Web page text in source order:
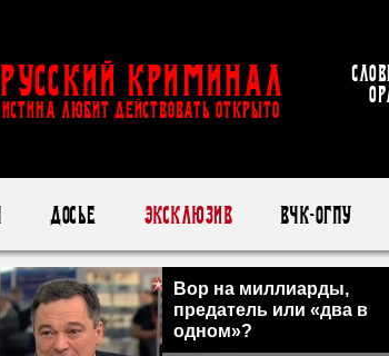
Русский Криминал
ИСТИНА ЛЮБИТ ДЕЙСТВОВАТЬ ОТКРЫТО
Досье Эксклюзив ВЧК-ОГПУ
Вор на миллиарды,
предатель или «два в
одном»?